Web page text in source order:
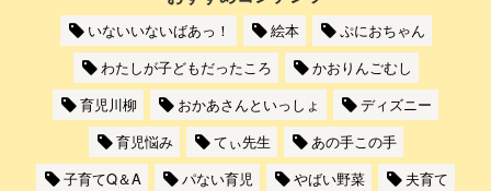
いないいないばあっ！ 絵本
ぷにおちゃん
わたしが子どもだったころ
かおりんごむし
育児川柳
おかあさんといっしょ
ディズニー
育児悩み
てぃ先生
あの手この手
子育てQ＆A
パない育児 やばい野菜 夫育て